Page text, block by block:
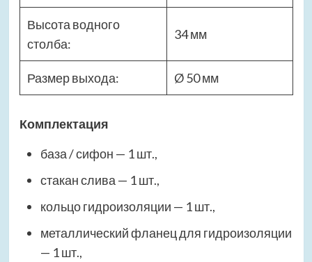
Высота водного
столба:
34 мм
Размер выхода: Ø 50 мм
Комплектация
база / сифон — 1 шт.,
стакан слива — 1 шт.,
кольцо гидроизоляции — 1 шт.,
металлический фланец для гидроизоляции
— 1 шт.,